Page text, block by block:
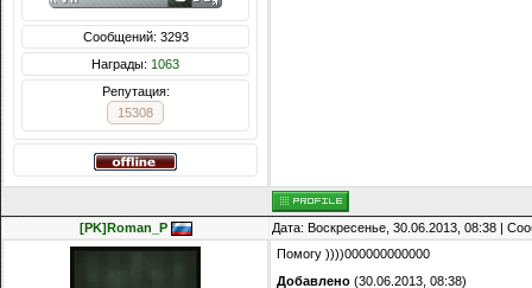
Сообщений: 3293
Награды: 1063
Репутация:
15308
[PK]Roman_P Дата: Воскресенье, 30.06.2013, 08:38 |
Помогу ))))000000000000
Добавлено (30.06.2013, 08:38)